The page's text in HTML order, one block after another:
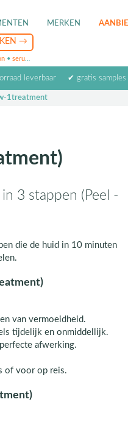
MERKEN
• serum
leverbaar ✔ gratis samples
1treatment
3 stappen (Peel -
die de huid in 10 minuten
van vermoeidheid.
tijdelijk en onmiddellijk.
afwerking.
of voor op reis.